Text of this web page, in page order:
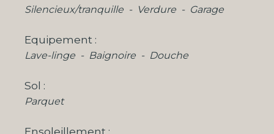
Silencieux/tranquille
Verdure Garage
Equipement
Lave-linge Baignoire Douche
Sol
Parquet
Ensoleillement